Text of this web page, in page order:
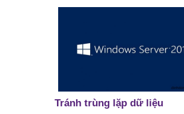
Người dùng sẽ phải trả 8
Chuyển đổi số quốc gia, phát
Tránh trùng lặp dữ liệu